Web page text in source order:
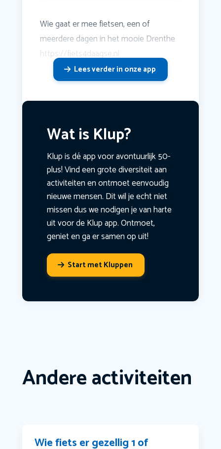
Wie gaat er mee fietsen, een of
meerdere dagen in het mooie Drenthe
https://fiets4daagse.nl
Lees verder in onze app
Wat is Klup?
Klup is dé app voor avontuurlijk 50-
plus! Vind een grote diversiteit aan
activiteiten en ontmoet eenvoudig
nieuwe mensen. Dit wil je echt niet
missen dus we nodigen je van harte
uit voor de Klup app. Ontmoet,
geniet en ga er samen op uit!
Start met Kluppen
Andere activiteiten
Wie fiets er gezellig 1 of